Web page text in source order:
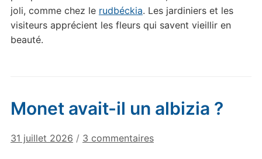
joli, comme chez le rudbéckia. Les jardiniers et les
visiteurs apprécient les fleurs qui savent vieillir en
beauté.
Monet avait-il un albizia ?
31 juillet 2026 / 3 commentairessur